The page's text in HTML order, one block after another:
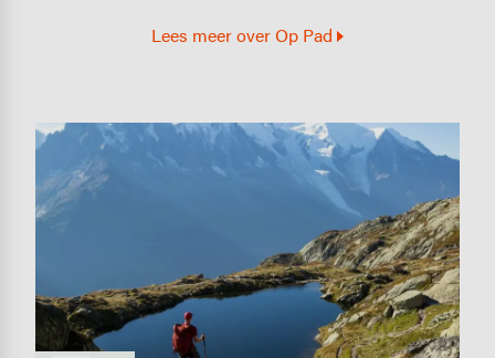
Lees meer over Op Pad
Image